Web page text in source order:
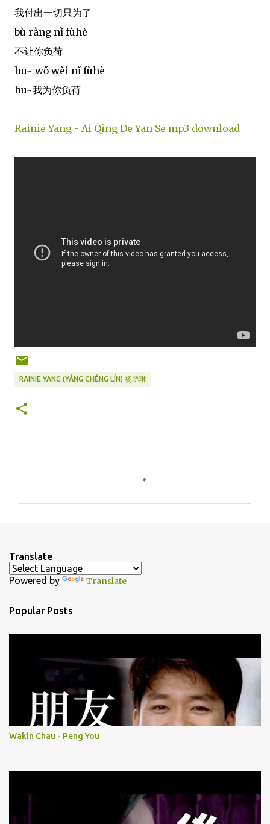
我付出一切只为了
bù ràng nǐ fùhè
不让你负荷
hu~ wǒ wèi nǐ fùhè
hu~我为你负荷
Rainie Yang - Ai Qing De Yan Se mp3 download
RAINIE YANG (YÁNG CHÉNG LÍN) 杨丞琳
t
s
Translate
Powered by Translate
Popular Posts
Wakin Chau - Peng You